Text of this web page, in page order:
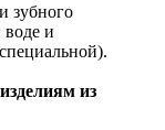
зубного
воде и
из